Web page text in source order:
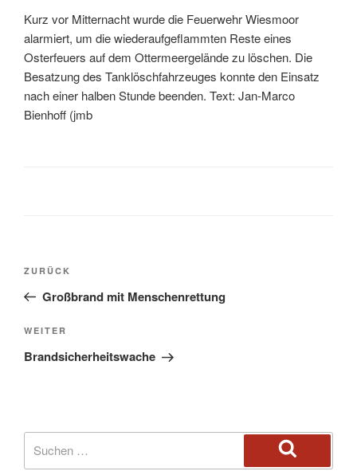
Kurz vor Mitternacht wurde die Feuerwehr Wiesmoor
alarmiert, um die wiederaufgeflammten Reste eines
Osterfeuers auf dem Ottermeergelände zu löschen. Die
Besatzung des Tanklöschfahrzeuges konnte den Einsatz
nach einer halben Stunde beenden. Text: Jan-Marco
Bienhoff (jmb
ZURÜCK
Großbrand mit Menschenrettung
WEITER
Brandsicherheitswache